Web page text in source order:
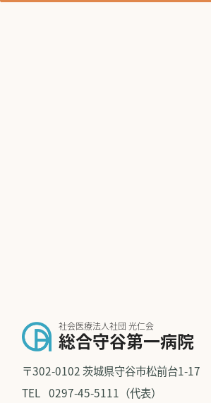
社会医療法人社団 光仁会
総合守谷第一病院
〒302-0102 茨城県守谷市松前台1-17
TEL 0297-45-5111（代表）